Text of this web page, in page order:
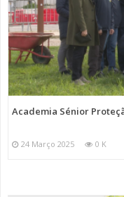
Academia Sénior
24 Março 2025 0 K